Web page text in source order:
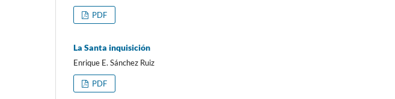
PDF
La Santa inquisición
Enrique E. Sánchez Ruiz
PDF